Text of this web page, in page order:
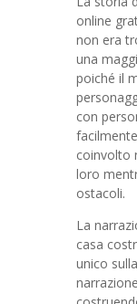
online
non era
una
poiché il
con
coinvolto
loro
ostacoli.
La
casa
unico